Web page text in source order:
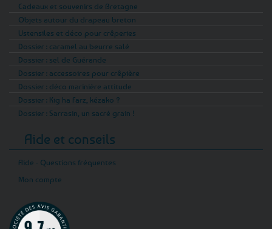
Cadeaux et souvenirs de Bretagne
Objets autour du drapeau breton
Ustensiles et déco pour crêperies
Dossier : caramel au beurre salé
Dossier : sel de Guérande
Dossier : accessoires pour crêpière
Dossier : déco marinière attitude
Dossier : Kig ha Farz, kézako ?
Dossier : Sarrasin, un sacré grain !
Aide et conseils
Aide - Questions fréquentes
Mon compte